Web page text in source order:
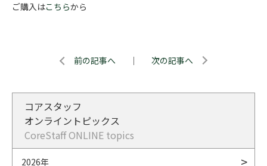
ご購入はこちらから
前の記事へ ｜ 次の記事へ
コアスタッフ
オンライントピックス
CoreStaff ONLINE topics
2026年